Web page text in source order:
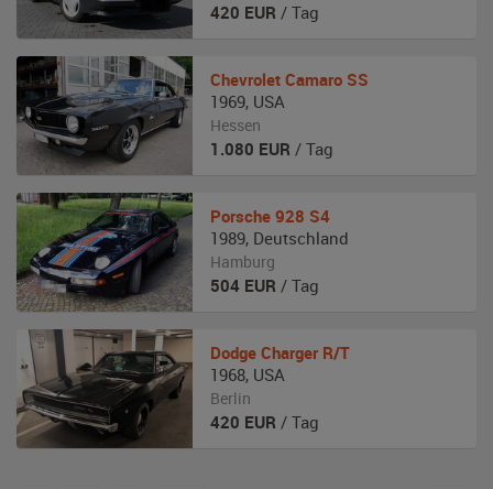
420 EUR / Tag
Chevrolet Camaro SS
1969, USA
Hessen
1.080 EUR / Tag
Porsche 928 S4
1989, Deutschland
Hamburg
504 EUR / Tag
Dodge Charger R/T
1968, USA
Berlin
420 EUR / Tag